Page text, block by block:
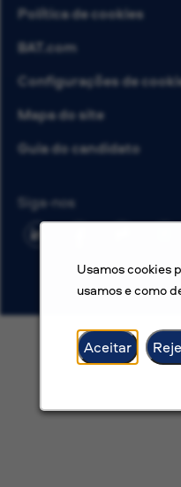
Usamos cookies
usamos e como
Aceitar
Política de cookies
BAT.com
Configurações de
Mapa do site
Guia do candidato
Siga-nos